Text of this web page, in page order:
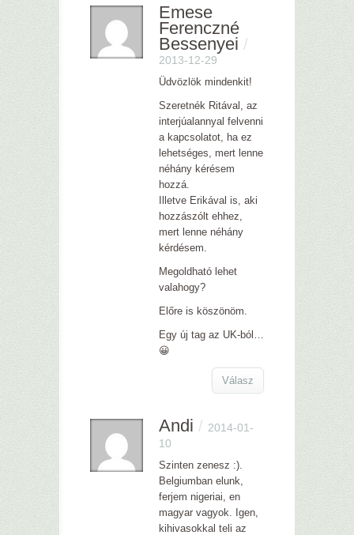
Emese
Ferenczné
Bessenyei /
2013-12-29
Üdvözlök mindenkit!
Szeretnék Ritával, az
interjúalannyal felvenni
a kapcsolatot, ha ez
lehetséges, mert lenne
néhány kérésem
hozzá.
Illetve Erikával is, aki
hozzászólt ehhez,
mert lenne néhány
kérdésem.
Megoldható lehet
valahogy?
Előre is köszönöm.
Egy új tag az UK-ból…
😀
Válasz
Andi / 2014-01-
10
Szinten zenesz :).
Belgiumban elunk,
ferjem nigeriai, en
magyar vagyok. Igen,
kihivasokkal teli az